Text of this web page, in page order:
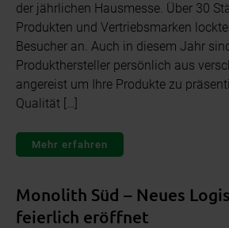
der jährlichen Hausmesse. Über 30
Produkten und Vertriebsmarken
Besucher an. Auch in diesem Jahr
Produkthersteller persönlich aus
angereist um Ihre Produkte zu
Qualität […]
Mehr erfahren
Monolith Süd – Neues
feierlich eröffnet